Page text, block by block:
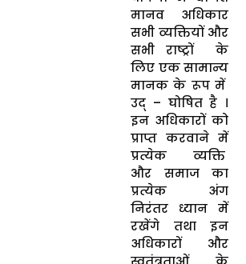
मानव अधिकार
सभी व्यक्तियों और
सभी राष्ट्रों के
लिए एक सामान्य
मानक के रूप में
उद् – घोषित है ।
इन अधिकारों को
प्राप्त करवाने में
प्रत्येक व्यक्ति
और समाज का
प्रत्येक अंग
निरंतर ध्यान में
रखेंगे तथा इन
अधिकारों और